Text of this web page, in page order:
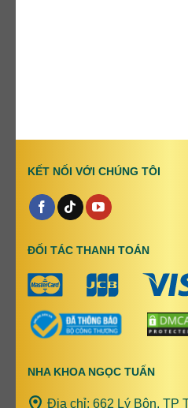
KẾT NỐI VỚI CHÚNG TÔI
ĐỐI TÁC THANH TOÁN
NHA KHOA NGỌC TUẤN
Địa chỉ: 662 Lý Bôn, TP